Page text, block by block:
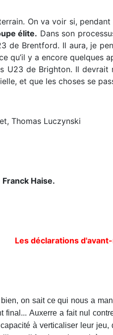
On va voir si,
élite. Dans son
Brentford. Il aura, je
qu’il y a encore quelques
U23 de Brighton. Il
et que les choses se
Thomas Luczynski
Franck Haise.
Les déclarations
on sait ce qui nous a
Auxerre a fait nul
à verticaliser leur